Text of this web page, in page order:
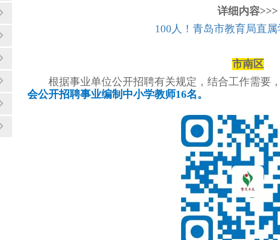
详细内容>>>
100人！青岛市教育局直
市南区
根据事业单位公开招聘有关规定，结合工作需要
会公开招聘事业编制中小学教师16名。